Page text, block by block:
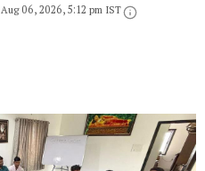
Aug 06, 2026, 5:12 pm IST